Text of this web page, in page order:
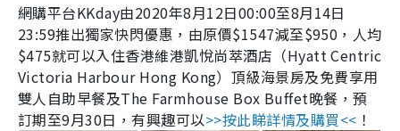
網購平台KKday由2020年8月12日00:00至8月14日
23:59推出獨家快閃優惠，由原價$1547減至$950，人均
$475就可以入住香港維港凱悅尚萃酒店（Hyatt Centric
Victoria Harbour Hong Kong）頂級海景房及免費享用
雙人自助早餐及The Farmhouse Box Buffet晚餐，預
訂期至9月30日，有興趣可以>>按此睇詳情及購買<< ！